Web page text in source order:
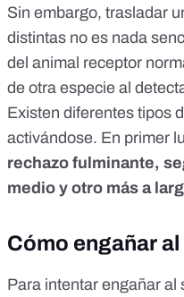
Sin embargo, trasladar
distintas no es nada
del animal receptor
de otra especie al
Existen diferentes tipos
activándose. En primer
rechazo fulminante,
medio y otro más a
Cómo engañar
Para intentar engañar al